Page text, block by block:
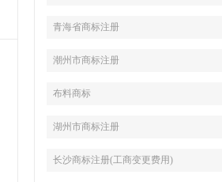
青海省商标注册
潮州市商标注册
布料商标
湖州市商标注册
长沙商标注册(工商变更费用)